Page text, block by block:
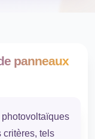
panneaux
critères, tels